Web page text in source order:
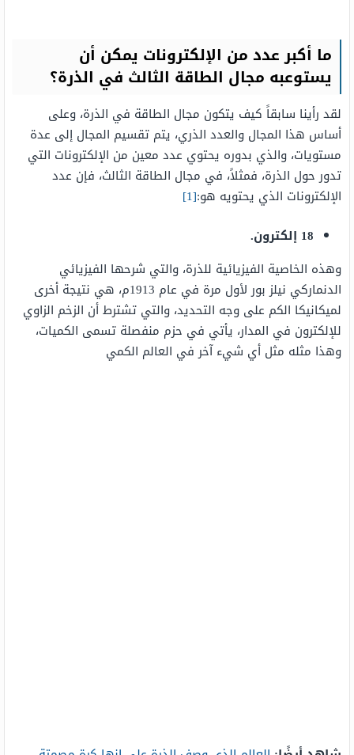
ما أكبر عدد من الإلكترونات يمكن أن
يستوعبه مجال الطاقة الثالث في الذرة؟
لقد رأينا سابقاً كيف يتكون مجال الطاقة في الذرة، وعلى
أساس هذا المجال والعدد الذري، يتم تقسيم المجال إلى عدة
مستويات، والذي بدوره يحتوي عدد معين من الإلكترونات التي
تدور حول الذرة، فمثلاً، في مجال الطاقة الثالث، فإن عدد
الإلكترونات الذي يحتويه هو:[1]
18 إلكترون.
وهذه الخاصية الفيزيائية للذرة، والتي شرحها الفيزيائي
الدنماركي نيلز بور لأول مرة في عام 1913م، هي نتيجة أخرى
لميكانيكا الكم على وجه التحديد، والتي تشترط أن الزخم الزاوي
للإلكترون في المدار، يأتي في حزم منفصلة تسمى الكميات،
وهذا مثله مثل أي شيء آخر في العالم الكمي